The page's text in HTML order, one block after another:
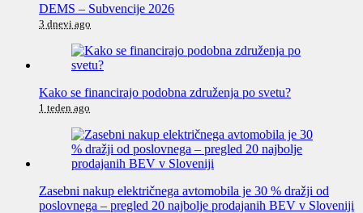
DEMS – Subvencije 2026
3 dnevi ago
Kako se financirajo podobna združenja po svetu?
1 teden ago
Zasebni nakup električnega avtomobila je 30 % dražji od
poslovnega – pregled 20 najbolje prodajanih BEV v Sloveniji